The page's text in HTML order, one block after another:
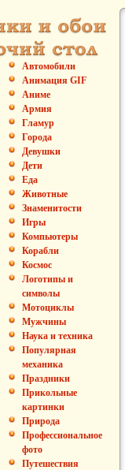
Автомобили
Анимация GIF
Аниме
Армия
Гламур
Города
Девушки
Дети
Еда
Животные
Знаменитости
Игры
Компьютеры
Корабли
Космос
Логотипы и
символы
Мотоциклы
Мужчины
Наука и техника
Популярная
механика
Праздники
Прикольные
картинки
Природа
Профессиональное
фото
Путешествия